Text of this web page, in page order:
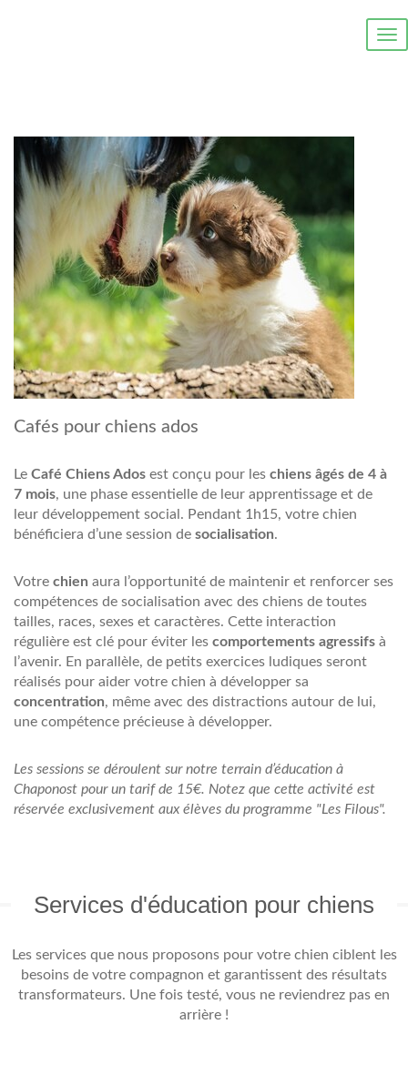
Cafés pour chiens ados
Le Café Chiens Ados est conçu pour les chiens âgés de 4 à
7 mois, une phase essentielle de leur apprentissage et de
leur développement social. Pendant 1h15, votre chien
bénéficiera d’une session de socialisation.
Votre chien aura l’opportunité de maintenir et renforcer ses
compétences de socialisation avec des chiens de toutes
tailles, races, sexes et caractères. Cette interaction
régulière est clé pour éviter les comportements agressifs à
l’avenir. En parallèle, de petits exercices ludiques seront
réalisés pour aider votre chien à développer sa
concentration, même avec des distractions autour de lui,
une compétence précieuse à développer.
Les sessions se déroulent sur notre terrain d’éducation à
Chaponost pour un tarif de 15€. Notez que cette activité est
réservée exclusivement aux élèves du programme "Les Filous".
Services d'éducation pour chiens
Les services que nous proposons pour votre chien ciblent les
besoins de votre compagnon et garantissent des résultats
transformateurs. Une fois testé, vous ne reviendrez pas en
arrière !